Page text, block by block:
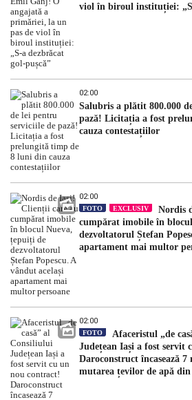
viol în biroul instituției:
02:00
Salubris a plătit 800.000
pază! Licitația a fost
cauza contestațiilor
02:00
FOTO EXCLUSIV
Nordis
cumpărat imobile în
dezvoltatorul Ștefan
apartament mai multor
02:00
FOTO
Afaceristul „de
Județean Iași a fost servit
Daroconstruct încasează
mutarea țevilor de apă